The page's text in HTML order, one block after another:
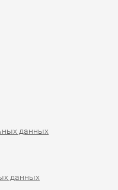
данных
данных